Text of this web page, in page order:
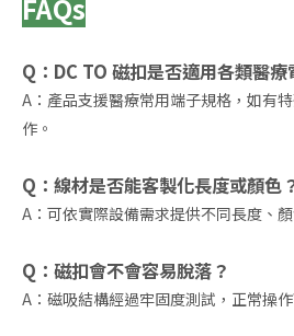
FAQs
Q：DC TO 磁扣是否適用各類醫療
A：產品支援醫療常用端子規格，如有
作。
Q：線材是否能客製化長度或顏色
A：可依實際設備需求提供不同長度、
Q：磁扣會不會容易脫落？
A：磁吸結構經過牢固度測試，正常操